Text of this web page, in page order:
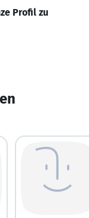
Profil zu